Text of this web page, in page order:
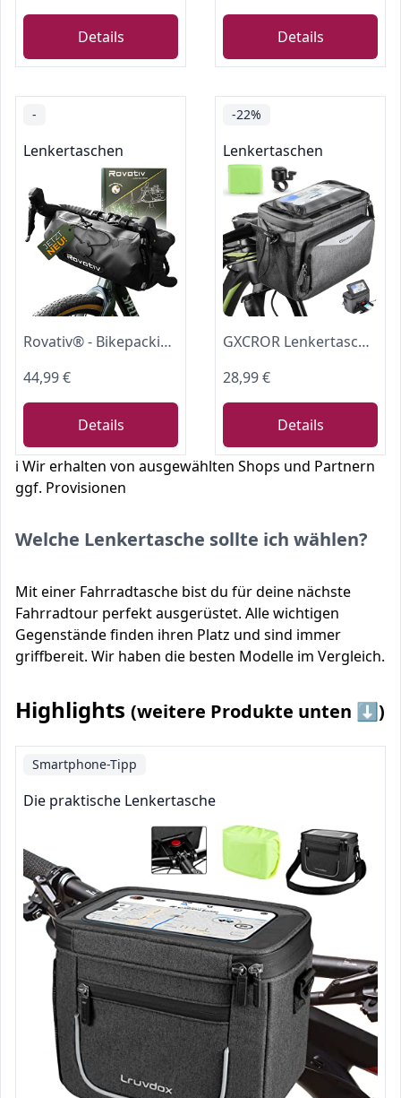
Details Details
-
Lenkertaschen
Rovativ® - Bikepacking Lenkerrolle [9,5L] 100% Wasserdicht, für Gravelbike
44,99 €
Details
-22%
Lenkertaschen
GXCROR Lenkertasche Fahrrad 5.5L Wasserdicht,Mit Touchscreen-Handyhalterung & Schultergurt - Universal für E-Bike, Mountainbike, Citybike
28,99 €
Details
ℹ️ Wir erhalten von ausgewählten Shops und Partnern
ggf. Provisionen
Welche Lenkertasche sollte ich wählen?
Mit einer Fahrradtasche bist du für deine nächste
Fahrradtour perfekt ausgerüstet. Alle wichtigen
Gegenstände finden ihren Platz und sind immer
griffbereit. Wir haben die besten Modelle im Vergleich.
Highlights (weitere Produkte unten ⬇️)
Smartphone-Tipp
Die praktische Lenkertasche